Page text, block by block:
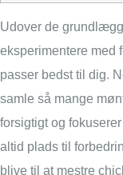
Udover de
eksperimentere med
passer bedst til dig.
samle så mange
forsigtigt og
altid plads til
blive til at mestre